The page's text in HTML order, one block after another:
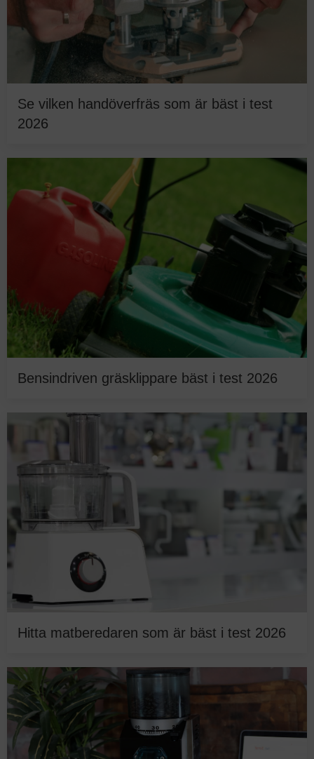
Se vilken handöverfräs som är bäst i test
2026
Bensindriven gräsklippare bäst i test 2026
Hitta matberedaren som är bäst i test 2026